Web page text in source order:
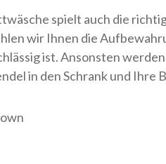
spielt auch die
wir Ihnen die
ist. Ansonsten
in den Schrank und